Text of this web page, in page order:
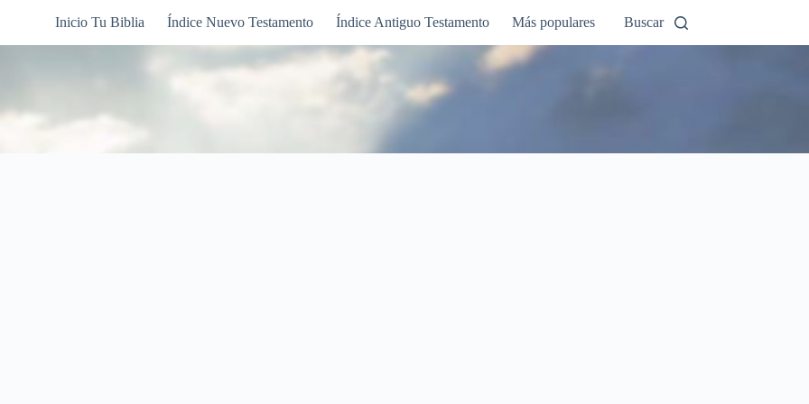
Inicio Tu Biblia Índice Nuevo Testamento Índice Antiguo Testamento Más populares Buscar